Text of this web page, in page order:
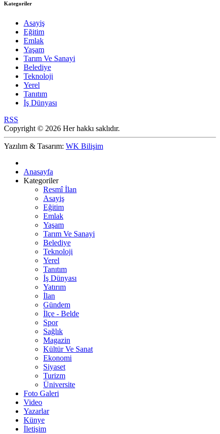
Kategoriler
Asayiş
Eğitim
Emlak
Yaşam
Tarım Ve Sanayi
Belediye
Teknoloji
Yerel
Tanıtım
İş Dünyası
RSS
Copyright © 2026 Her hakkı saklıdır.
Yazılım & Tasarım: WK Bilişim
Anasayfa
Kategoriler
Resmî İlan
Asayiş
Eğitim
Emlak
Yaşam
Tarım Ve Sanayi
Belediye
Teknoloji
Yerel
Tanıtım
İş Dünyası
Yatırım
İlan
Gündem
İlçe - Belde
Spor
Sağlık
Magazin
Kültür Ve Sanat
Ekonomi
Siyaset
Turizm
Üniversite
Foto Galeri
Video
Yazarlar
Künye
İletişim